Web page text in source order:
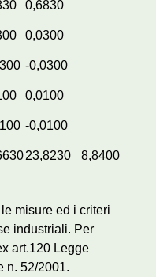
0,6830
0,0300
-0,0300
0,0100
-0,0100
23,8230
8,8400
misure ed i criteri
industriali. Per
art.120 Legge
n. 52/2001.